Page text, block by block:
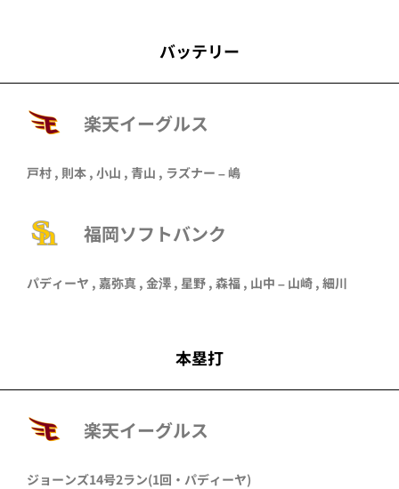
バッテリー
楽天イーグルス
戸村 , 則本 , 小山 , 青山 , ラズナー – 嶋
福岡ソフトバンク
パディーヤ , 嘉弥真 , 金澤 , 星野 , 森福 , 山中 – 山崎 , 細川
本塁打
楽天イーグルス
ジョーンズ14号2ラン(1回・ パディーヤ)